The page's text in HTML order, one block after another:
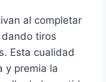
al completar
tiros
Esta cualidad
y premia la